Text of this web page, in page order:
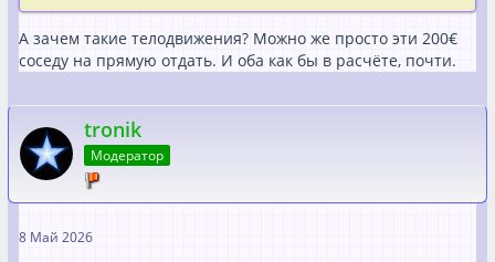
А зачем такие телодвижения? Можно же просто эти 200€
соседу на прямую отдать. И оба как бы в расчёте, почти.
tronik
Модератор
8 Май 2026